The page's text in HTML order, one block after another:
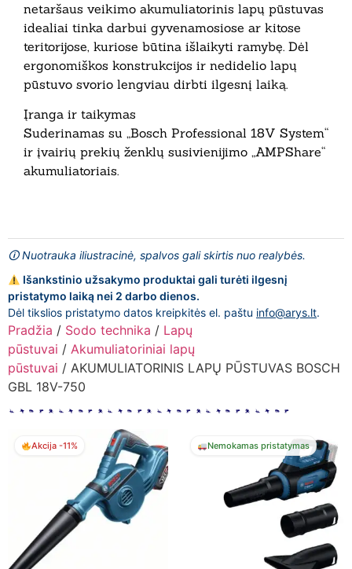
netaršaus veikimo akumuliatorinis lapų pūstuvas
idealiai tinka darbui gyvenamosiose ar kitose
teritorijose, kuriose būtina išlaikyti ramybę. Dėl
ergonomiškos konstrukcijos ir nedidelio lapų
pūstuvo svorio lengviau dirbti ilgesnį laiką.
Įranga ir taikymas
Suderinamas su „Bosch Professional 18V System“
ir įvairių prekių ženklų susivienijimo „AMPShare“
akumuliatoriais.
🛈 Nuotrauka iliustracinė, spalvos gali skirtis nuo realybės.
Išankstinio užsakymo produktai gali turėti ilgesnį
pristatymo laiką nei 2 darbo dienos.
Dėl tikslios pristatymo datos kreipkitės el. paštu info@arys.lt.
Pradžia / Sodo technika / Lapų
pūstuvai / Akumuliatoriniai lapų
pūstuvai / AKUMULIATORINIS LAPŲ PŪSTUVAS BOSCH
GBL 18V-750
Akcija -11% Nemokamas pristatymas